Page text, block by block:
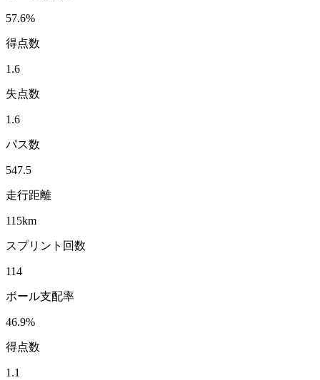
57.6%
得点数
1.6
失点数
1.6
パス数
547.5
走行距離
115km
スプリント回数
114
ボール支配率
46.9%
得点数
1.1